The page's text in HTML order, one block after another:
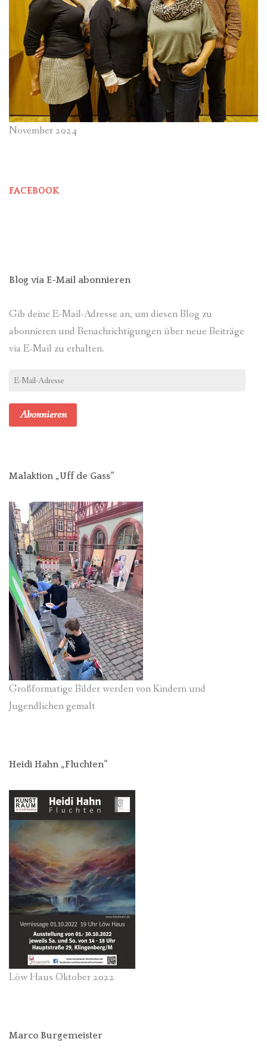
November 2024
FACEBOOK
Blog via E-Mail abonnieren
Gib deine E-Mail-Adresse an, um diesen Blog zu
abonnieren und Benachrichtigungen über neue Beiträge
via E-Mail zu erhalten.
E-
Abonnieren
Malaktion „Uff de Gass“
Großformatige Bilder werden von Kindern und
Jugendlichen gemalt
Heidi Hahn „Fluchten“
Löw Haus Oktober 2022
Marco Burgemeister